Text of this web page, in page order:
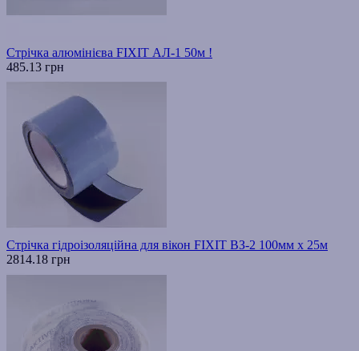
Стрічка алюмінієва FIXIT АЛ-1 50м !
485.13 грн
Стрічка гідроізоляційна для вікон FIXIT ВЗ-2 100мм х 25м
2814.18 грн